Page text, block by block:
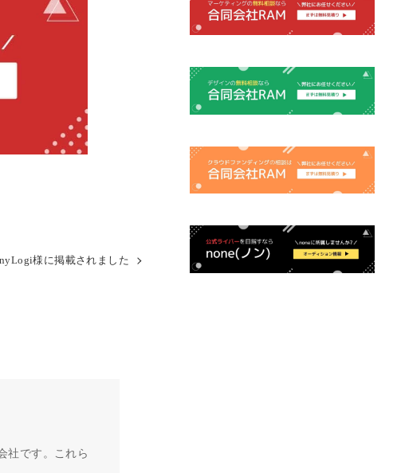
様に掲載されました
社です。これら